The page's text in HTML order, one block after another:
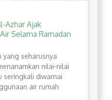
Azhar Ajak
Selama Ramadan
yang seharusnya
nilai-nilai
seringkali diwarnai
air rumah